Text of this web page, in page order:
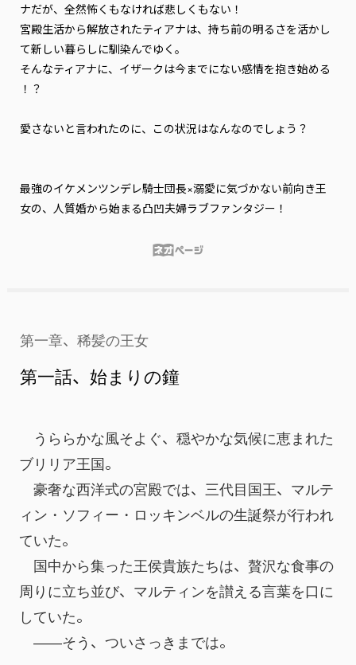
ナだが、全然怖くもなければ悲しくもない！
宮殿生活から解放されたティアナは、持ち前の明るさを活かし
て新しい暮らしに馴染んでゆく。
そんなティアナに、イザークは今までにない感情を抱き始める
――！？
愛さないと言われたのに、この状況はなんなのでしょう？
最強のイケメンツンデレ騎士団長×溺愛に気づかない前向き王
女の、人質婚から始まる凸凹夫婦ラブファンタジー！
第一章、稀髪の王女
第一話、始まりの鐘
うららかな風そよぐ、穏やかな気候に恵まれた
ブリリア王国。
豪奢な西洋式の宮殿では、三代目国王、マルテ
ィン・ソフィー・ロッキンベルの生誕祭が行われ
ていた。
国中から集った王侯貴族たちは、贅沢な食事の
周りに立ち並び、マルティンを讃える言葉を口に
していた。
――そう、ついさっきまでは。